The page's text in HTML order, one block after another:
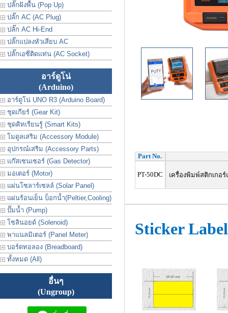
ปลั๊กฝังพื้น (Pop Up)
ปลั๊ก AC (AC Plug)
ปลั๊ก AC Hi-End
ปลั๊กแปลงหัวเสียบ AC
ปลั๊กเอซีติดแท่น (AC Socket)
อาร์ดูโน่
(Arduino)
อาร์ดูโน่ UNO R3 (Arduino Board)
ชุดเกียร์ (Gear Kit)
ชุดคิทเรียนรู้ (Smart Kits)
โมดูลเสริม (Accessory Module)
อุปกรณ์เสริม (Accessory Parts)
แก๊สเซนเซอร์ (Gas Detector)
มอเตอร์ (Motor)
แผ่นโซลาร์เซลล์ (Solar Panel)
แผ่นร้อนเย็น บ็อกน้ำ(Peltier,Cooling)
ปั๊มน้ำ (Pump)
โซลินอยด์ (Solenoid)
พาแนลมิเตอร์ (Panel Meter)
บอร์ดทอลอง (Breadboard)
ทั้งหมด (All)
อื่นๆ
(Ungroup)
Part No.
PT-50DC เครื่องพิมพ์สติกเกอร์
Sticker